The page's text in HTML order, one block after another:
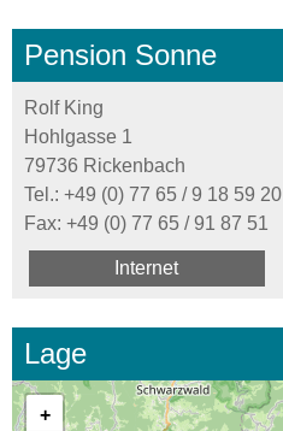
Pension Sonne
Rolf King
Hohlgasse 1
79736 Rickenbach
Tel.: +49 (0) 77 65 / 9 18 59 20
Fax: +49 (0) 77 65 / 91 87 51
Internet
Lage
+